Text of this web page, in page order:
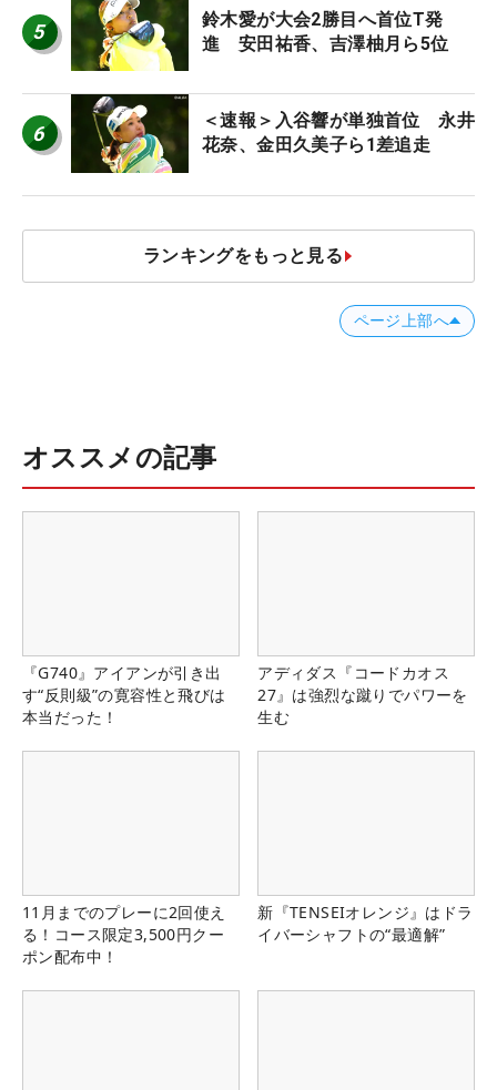
5
鈴木愛が大会2勝目へ首位T発
進 安田祐香、吉澤柚月ら5位
6
＜速報＞入谷響が単独首位 永井
花奈、金田久美子ら1差追走
ランキングをもっと見る
ページ上部へ
オススメの記事
『G740』アイアンが引き出
す“反則級”の寛容性と飛びは
本当だった！
アディダス『コードカオス
27』は強烈な蹴りでパワーを
生む
11月までのプレーに2回使え
る！コース限定3,500円クー
ポン配布中！
新『TENSEIオレンジ』はドラ
イバーシャフトの“最適解”